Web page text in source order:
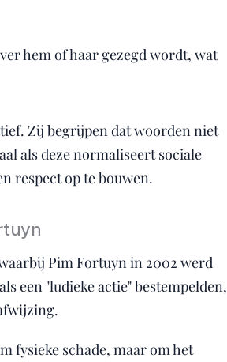
hem of haar gezegd wordt, wat
Zij begrijpen dat woorden niet
als deze normaliseert sociale
respect op te bouwen.
Pim Fortuyn in 2002 werd
een "ludieke actie" bestempelden,
fysieke schade, maar om het